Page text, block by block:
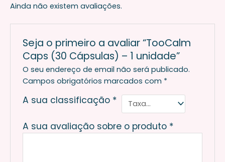
Ainda não existem avaliações.
Seja o primeiro a avaliar “TooCalm
Caps (30 Cápsulas) – 1 unidade”
O seu endereço de email não será publicado.
Campos obrigatórios marcados com *
A sua classificação *
A sua avaliação sobre o produto *